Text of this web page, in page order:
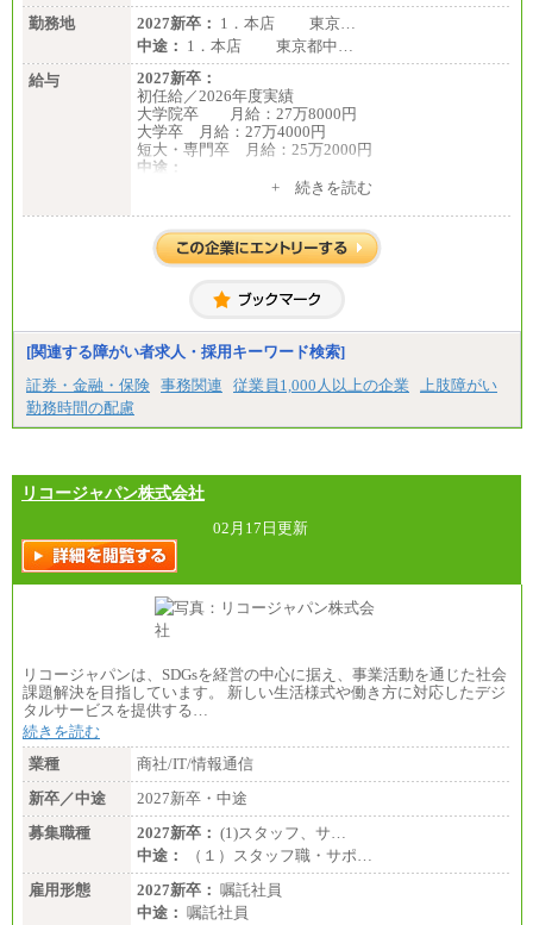
勤務地
2027新卒： 1．本店 東京…
中途： 1．本店 東京都中…
給与
2027新卒：
初任給／2026年度実績
大学院卒 月給：27万8000円
大学卒 月給：27万4000円
短大・専門卒 月給：25万2000円
中途：
※職務経験等を考慮し決定いたします。
※試用期間中も給与に変更はございません
+ 続きを読む
[関連する障がい者求人・採用キーワード検索]
証券・金融・保険 事務関連 従業員1,000人以上の企業
上肢障がい
勤務時間の配慮
リコージャパン株式会社
02月17日更新
リコージャパンは、SDGsを経営の中心に据え、事業活動を通じた社会
課題解決を目指しています。 新しい生活様式や働き方に対応したデジ
タルサービスを提供する…
続きを読む
業種
商社/IT/情報通信
新卒／中途
2027新卒・中途
募集職種
2027新卒： (1)スタッフ、サ…
中途：
（１）スタッフ職・サポ…
雇用形態
2027新卒： 嘱託社員
中途： 嘱託社員